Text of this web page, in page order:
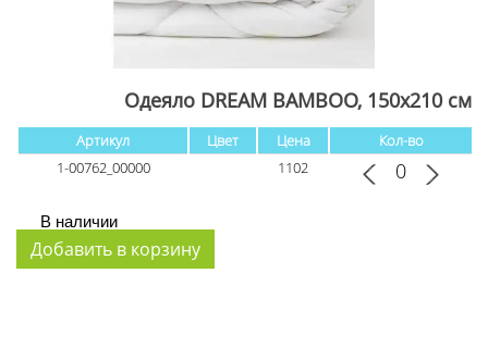
Одеяло DREAM BAMBOO, 150x210 см
Артикул Цвет Цена
Кол-во
1-00762_00000
1102
В наличии